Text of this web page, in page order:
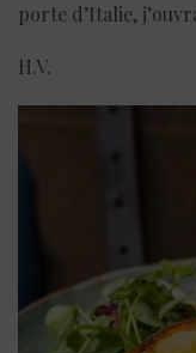
porte d’Italie,
H.V.